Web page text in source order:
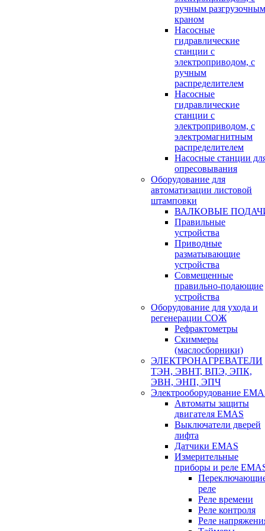
ручным разгрузочным
краном
Насосные
гидравлические
станции с
электроприводом, с
ручным
распределителем
Насосные
гидравлические
станции с
электроприводом, с
электромагнитным
распределителем
Насосные станции
опресовывания
Оборудование для
автоматизации листовой
штамповки
ВАЛКОВЫЕ
Правильные
устройства
Приводные
разматывающие
устройства
Совмещенные
правильно-подающие
устройства
Оборудование для ухода и
регенерации СОЖ
Рефрактометры
Скиммеры
(маслосборники)
ЭЛЕКТРОНАГРЕВАТЕЛИ
ТЭН, ЭВНТ, ВПЭ, ЭПК,
ЭВН, ЭНП, ЭПЧ
Электрооборудование
Автоматы защиты
двигателя EMAS
Выключатели дверей
лифта
Датчики EMAS
Измерительные
приборы и реле
реле
Реле времени
Реле контроля
Реле